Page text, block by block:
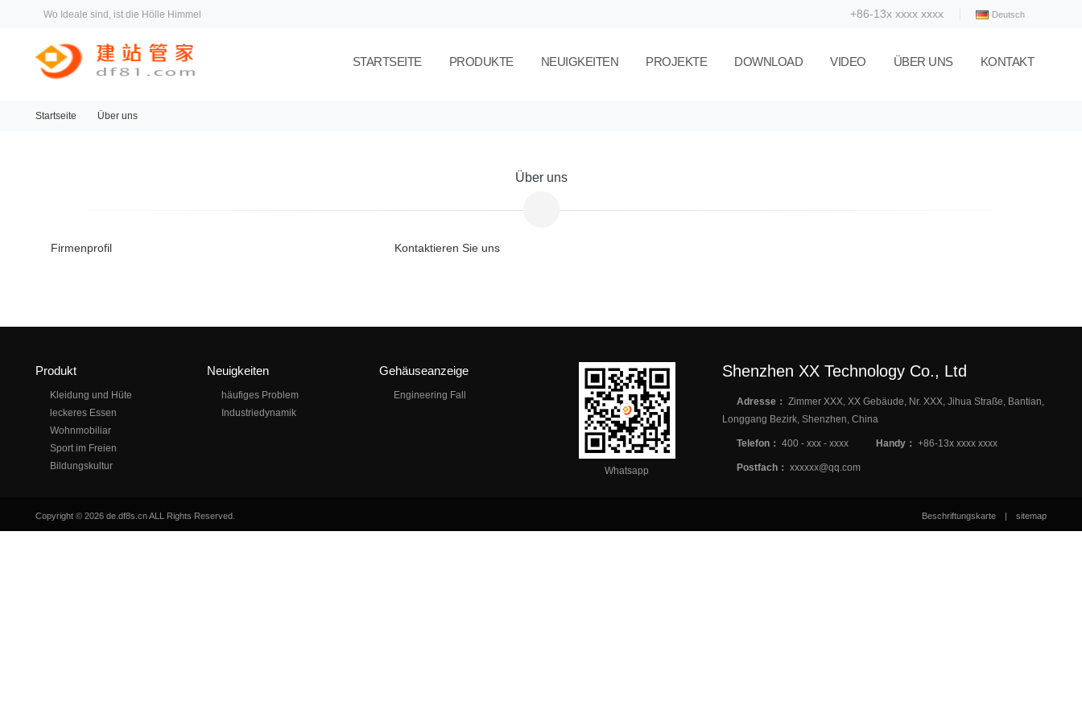
Wo Ideale sind, ist die Hölle Himmel +86-13x xxxx xxxx Deutsch
STARTSEITE PRODUKTE NEUIGKEITEN PROJEKTE DOWNLOAD VIDEO ÜBER UNS KONTAKT
Startseite Über uns
Über uns
Firmenprofil Kontaktieren Sie uns
Produkt
Kleidung und Hüte
leckeres Essen
Wohnmobiliar
Sport im Freien
Bildungskultur
Neuigkeiten
häufiges Problem
Industriedynamik
Gehäuseanzeige
Engineering Fall
Whatsapp
Shenzhen XX Technology Co., Ltd
Adresse： Zimmer XXX, XX Gebäude, Nr. XXX, Jihua Straße, Bantian,
Longgang Bezirk, Shenzhen, China
Telefon： 400 - xxx - xxxx Handy： +86-13x xxxx xxxx
Postfach： xxxxxx@qq.com
Copyright © 2026 de.df8s.cn ALL Rights Reserved. Beschriftungskarte | sitemap